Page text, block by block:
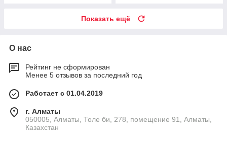
Показать ещё
О нас
Рейтинг не сформирован
Менее 5 отзывов за последний год
Работает с 01.04.2019
г. Алматы
050005, Алматы, Толе би, 278, помещение 91, Алматы,
Казахстан